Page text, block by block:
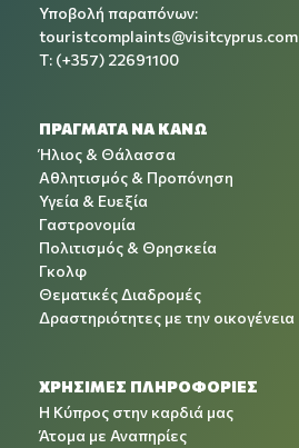
Υποβολή παραπόνων:
touristcomplaints@visitcyprus.com
T: (+357) 22691100
ΠΡΑΓΜΑΤΑ ΝΑ ΚΑΝΩ
Ήλιος & Θάλασσα
Αθλητισμός & Προπόνηση
Υγεία & Ευεξία
Γαστρονομία
Πολιτισμός & Θρησκεία
Γκολφ
Θεματικές Διαδρομές
Δραστηριότητες με την οικογένεια
ΧΡΉΣΙΜΕΣ ΠΛΗΡΟΦΟΡΊΕΣ
Η Κύπρος στην καρδιά μας
Άτομα με Αναπηρίες